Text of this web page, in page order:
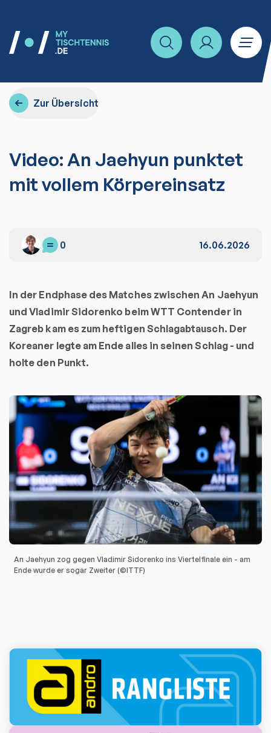
Zur Übersicht
Video: An Jaehyun punktet
mit vollem Körpereinsatz
0 16.06.2026
In der Endphase des Matches zwischen An Jaehyun
und Vladimir Sidorenko beim WTT Contender in
Zagreb kam es zum heftigen Schlagabtausch. Der
Koreaner legte am Ende alles in seinen Schlag - und
holte den Punkt.
An Jaehyun zog gegen Vladimir Sidorenko ins Viertelfinale ein - am
Ende wurde er sogar Zweiter (©ITTF)